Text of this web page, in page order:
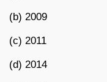
(b) 2009
(c) 2011
(d) 2014